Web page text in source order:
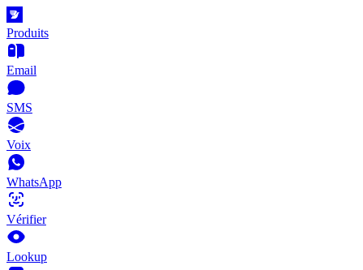
Produits
Email
SMS
Voix
WhatsApp
Vérifier
Lookup